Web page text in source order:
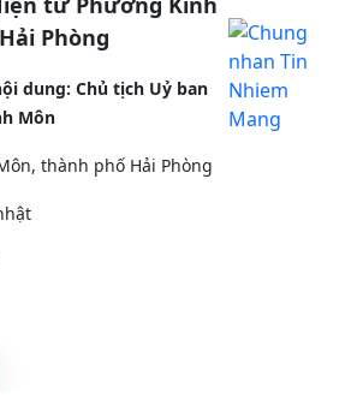
Phòng
dung: Chủ tịch Uỷ ban
Môn
thành phố Hải Phòng